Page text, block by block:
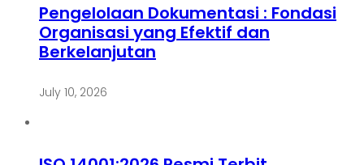
Pengelolaan Dokumentasi : Fondasi
Organisasi yang Efektif dan
Berkelanjutan
July 10, 2026